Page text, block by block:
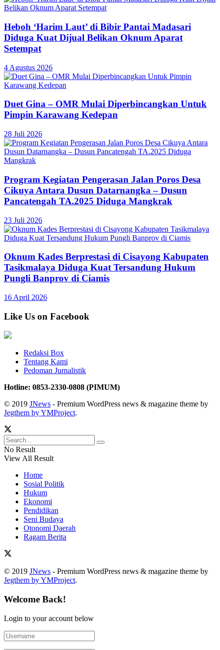
Heboh ‘Harim Laut’ di Bibir Pantai Madasari
Diduga Kuat Dijual Belikan Oknum Aparat
Setempat
4 Agustus 2026
Duet Gina – OMR Mulai Diperbincangkan Untuk
Pimpin Karawang Kedepan
28 Juli 2026
Program Kegiatan Pengerasan Jalan Poros Desa
Cikuya Antara Dusun Datarnangka – Dusun
Pancatengah TA.2025 Diduga Mangkrak
23 Juli 2026
Oknum Kades Berprestasi di Cisayong Kabupaten
Tasikmalaya Diduga Kuat Tersandung Hukum
Pungli Banprov di Ciamis
16 April 2026
Like Us on Facebook
Redaksi Box
Tentang Kami
Pedoman Jurnalistik
Hotline: 0853-2330-0808 (PIMUM)
© 2019 JNews - Premium WordPress news & magazine theme by
Jegthem by YMProject.
No Result
View All Result
Home
Sosial Politik
Hukum
Ekonomi
Pendidikan
Seni Budaya
Otonomi Daerah
Ragam Berita
© 2019 JNews - Premium WordPress news & magazine theme by
Jegthem by YMProject.
Welcome Back!
Login to your account below